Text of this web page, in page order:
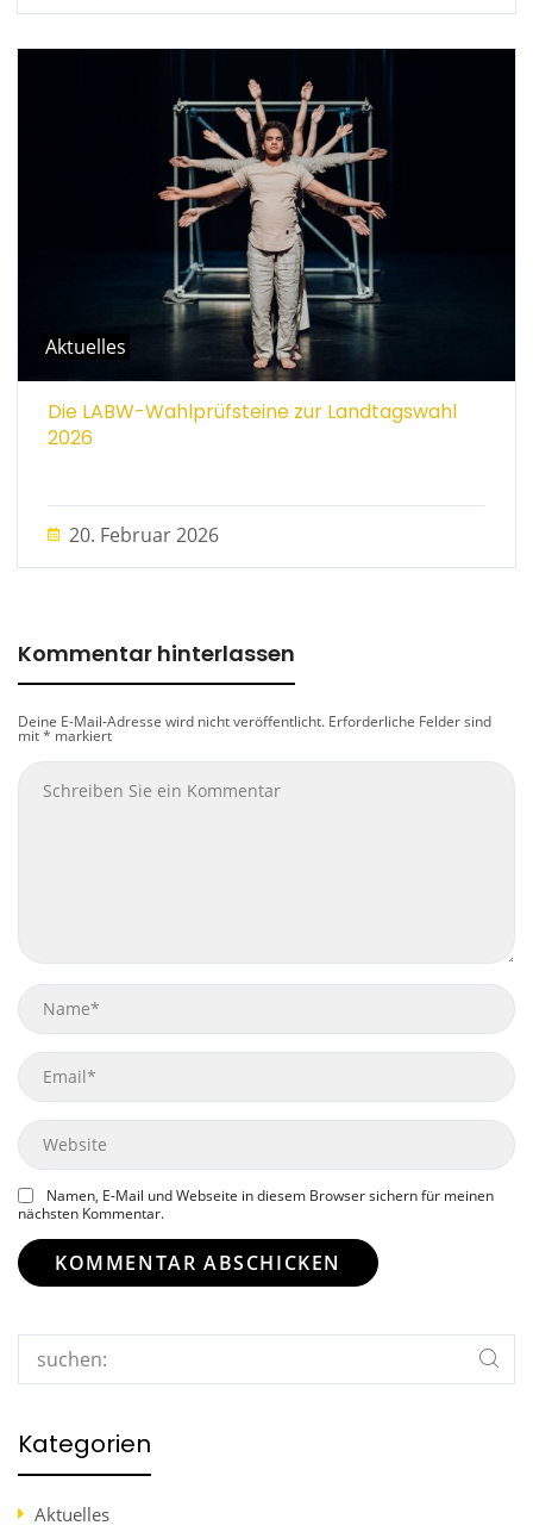
Aktuelles
Die LABW-Wahlprüfsteine zur Landtagswahl
2026
20. Februar 2026
Kommentar hinterlassen
Deine E-Mail-Adresse wird nicht veröffentlicht. Erforderliche Felder sind
mit* markiert
Name
Email
Website
Namen, E-Mail und Webseite in diesem Browser sichern für meinen
nächsten Kommentar.
Search
Kategorien
Aktuelles